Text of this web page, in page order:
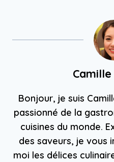
Bonjour, je suis
passionné de la
cuisines du monde.
des saveurs, je vous
moi les délices